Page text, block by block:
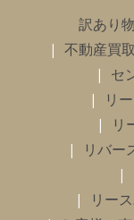
訳あり
不動産買
セ
リ
リ
リバー
リー